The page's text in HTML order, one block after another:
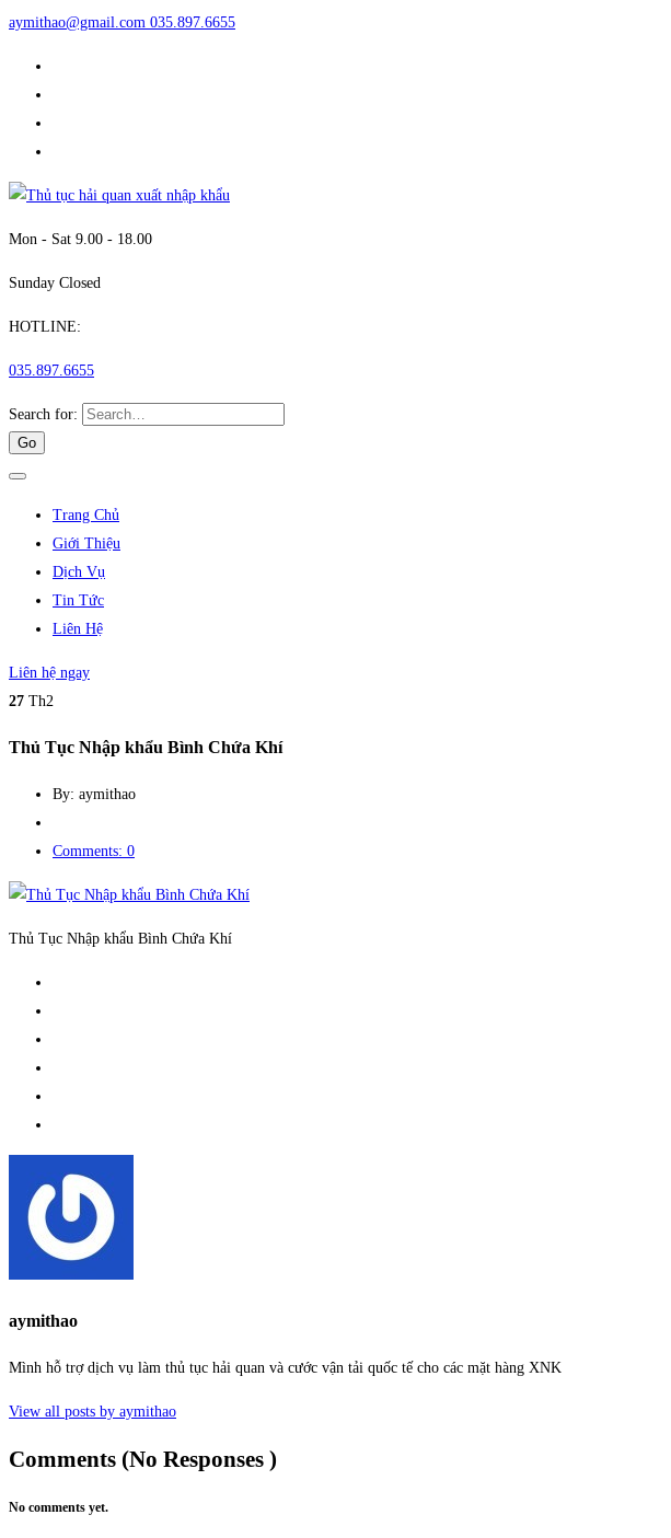
aymithao@gmail.com 035.897.6655
Mon - Sat 9.00 - 18.00
Sunday Closed
HOTLINE:
035.897.6655
Search for:
Trang Chủ
Giới Thiệu
Dịch Vụ
Tin Tức
Liên Hệ
Liên hệ ngay
27 Th2
Thủ Tục Nhập khẩu Bình Chứa Khí
By: aymithao
Comments: 0
Thủ Tục Nhập khẩu Bình Chứa Khí
aymithao
Mình hỗ trợ dịch vụ làm thủ tục hải quan và cước vận tải quốc tế cho các mặt hàng XNK
View all posts by aymithao
Comments (No Responses )
No comments yet.